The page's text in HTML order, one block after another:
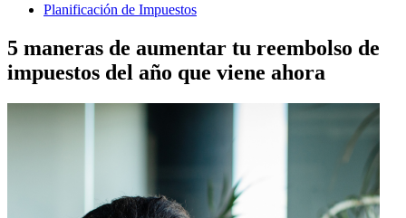
Planificación de Impuestos
5 maneras de aumentar tu reembolso de
impuestos del año que viene ahora